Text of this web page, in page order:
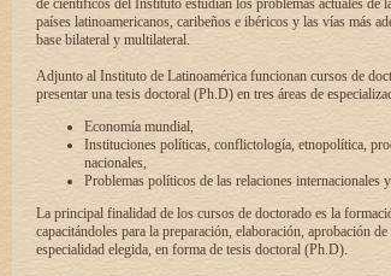
de científicos del Instituto estudian los problemas actuales de
países latinoamericanos, caribeños e ibéricos y las vías más
base bilateral y multilateral.
Adjunto al Instituto de Latinoamérica funcionan cursos de
presentar una tesis doctoral (Ph.D) en tres áreas de
Economía mundial,
Instituciones políticas, conflictología, etnopolítica,
nacionales,
Problemas políticos de las relaciones internacionales
La principal finalidad de los cursos de doctorado es la
capacitándoles para la preparación, elaboración, aprobación
especialidad elegida, en forma de tesis doctoral (Ph.D).